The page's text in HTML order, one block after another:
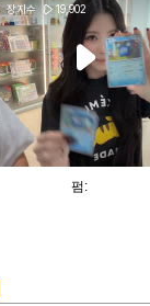
펌: